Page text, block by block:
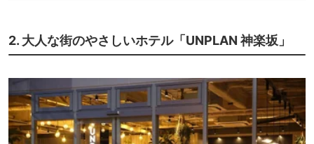
2. 大人な街のやさしいホテル「UNPLAN 神楽坂」